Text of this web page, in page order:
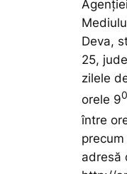
Deva,
25,
zilele
orele 9
între
adresă